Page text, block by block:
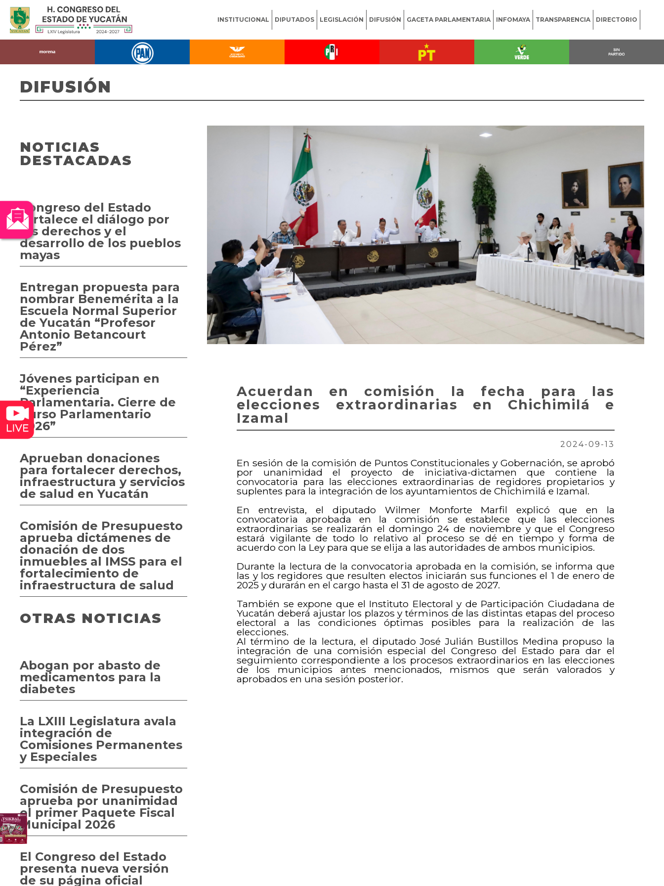
INSTITUCIONAL DIPUTADOS LEGISLACIÓN DIFUSIÓN GACETA PARLAMENTARIA INFOMAYA TRANSPARENCIA DIRECTORIO
DIFUSIÓN
Acuerdan en comisión la fecha para las
elecciones extraordinarias en Chichimilá e
Izamal
2024-09-13
En sesión de la comisión de Puntos Constitucionales y Gobernación, se aprobó
por unanimidad el proyecto de iniciativa-dictamen que contiene la
convocatoria para las elecciones extraordinarias de regidores propietarios y
suplentes para la integración de los ayuntamientos de Chichimilá e Izamal.
En entrevista, el diputado Wilmer Monforte Marfil explicó que en la
convocatoria aprobada en la comisión se establece que las elecciones
extraordinarias se realizarán el domingo 24 de noviembre y que el Congreso
estará vigilante de todo lo relativo al proceso se dé en tiempo y forma de
acuerdo con la Ley para que se elija a las autoridades de ambos municipios.
Durante la lectura de la convocatoria aprobada en la comisión, se informa que
las y los regidores que resulten electos iniciarán sus funciones el 1 de enero de
2025 y durarán en el cargo hasta el 31 de agosto de 2027.
También se expone que el Instituto Electoral y de Participación Ciudadana de
Yucatán deberá ajustar los plazos y términos de las distintas etapas del proceso
electoral a las condiciones óptimas posibles para la realización de las
elecciones.
Al término de la lectura, el diputado José Julián Bustillos Medina propuso la
integración de una comisión especial del Congreso del Estado para dar el
seguimiento correspondiente a los procesos extraordinarios en las elecciones
de los municipios antes mencionados, mismos que serán valorados y
aprobados en una sesión posterior.
NOTICIAS
DESTACADAS
Congreso del Estado
fortalece el diálogo por
los derechos y el
desarrollo de los pueblos
mayas
Entregan propuesta para
nombrar Benemérita a la
Escuela Normal Superior
de Yucatán “Profesor
Antonio Betancourt
Pérez”
Jóvenes participan en
“Experiencia
Parlamentaria. Cierre de
Curso Parlamentario
2026”
Aprueban donaciones
para fortalecer derechos,
infraestructura y servicios
de salud en Yucatán
Comisión de Presupuesto
aprueba dictámenes de
donación de dos
inmuebles al IMSS para el
fortalecimiento de
infraestructura de salud
OTRAS NOTICIAS
Abogan por abasto de
medicamentos para la
diabetes
La LXIII Legislatura avala
integración de
Comisiones Permanentes
y Especiales
Comisión de Presupuesto
aprueba por unanimidad
el primer Paquete Fiscal
Municipal 2026
El Congreso del Estado
presenta nueva versión
de su página oficial